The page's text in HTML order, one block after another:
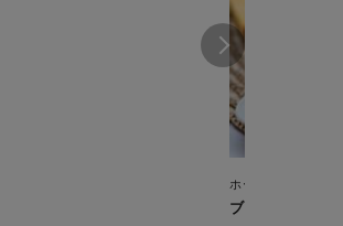
ホームベーカリー
ブリオッシュ